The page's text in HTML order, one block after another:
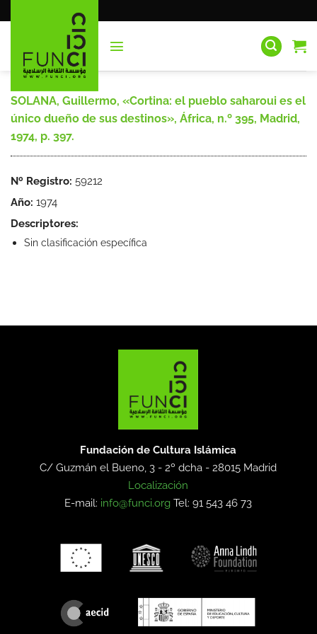
al
SOLANA, Guillermo, «Cortina: el pueblo saharoui es el
único dueño de sus destinos», África, n.º 395, Madrid,
1974, p. 397.
Nº Registro: 59212
Año: 1974
Descriptores:
Sin clasificación específica
Fundación de Cultura Islámica
C/ Guzmán el Bueno, 3 - 2º dcha -28015 Madrid
Localización
E-mail: info@funci.org Tel: 91 543 46 73